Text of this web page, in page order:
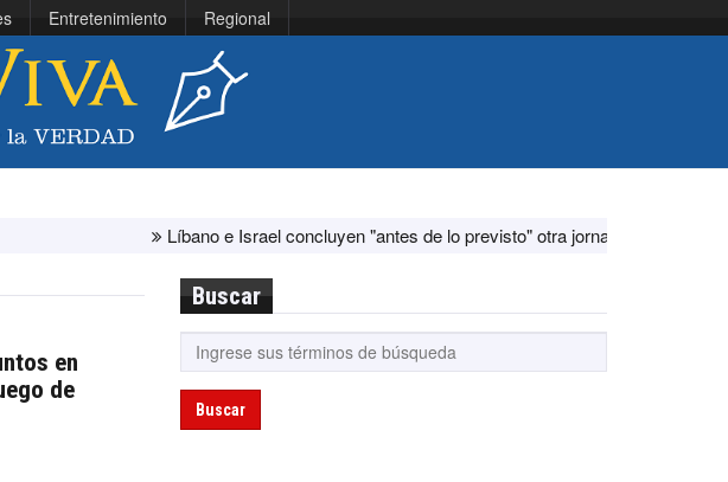
Entretenimiento Regional
Líbano e Israel concluyen "antes de lo previsto" otra jornada de diálogo por
en
de
Buscar
Buscar